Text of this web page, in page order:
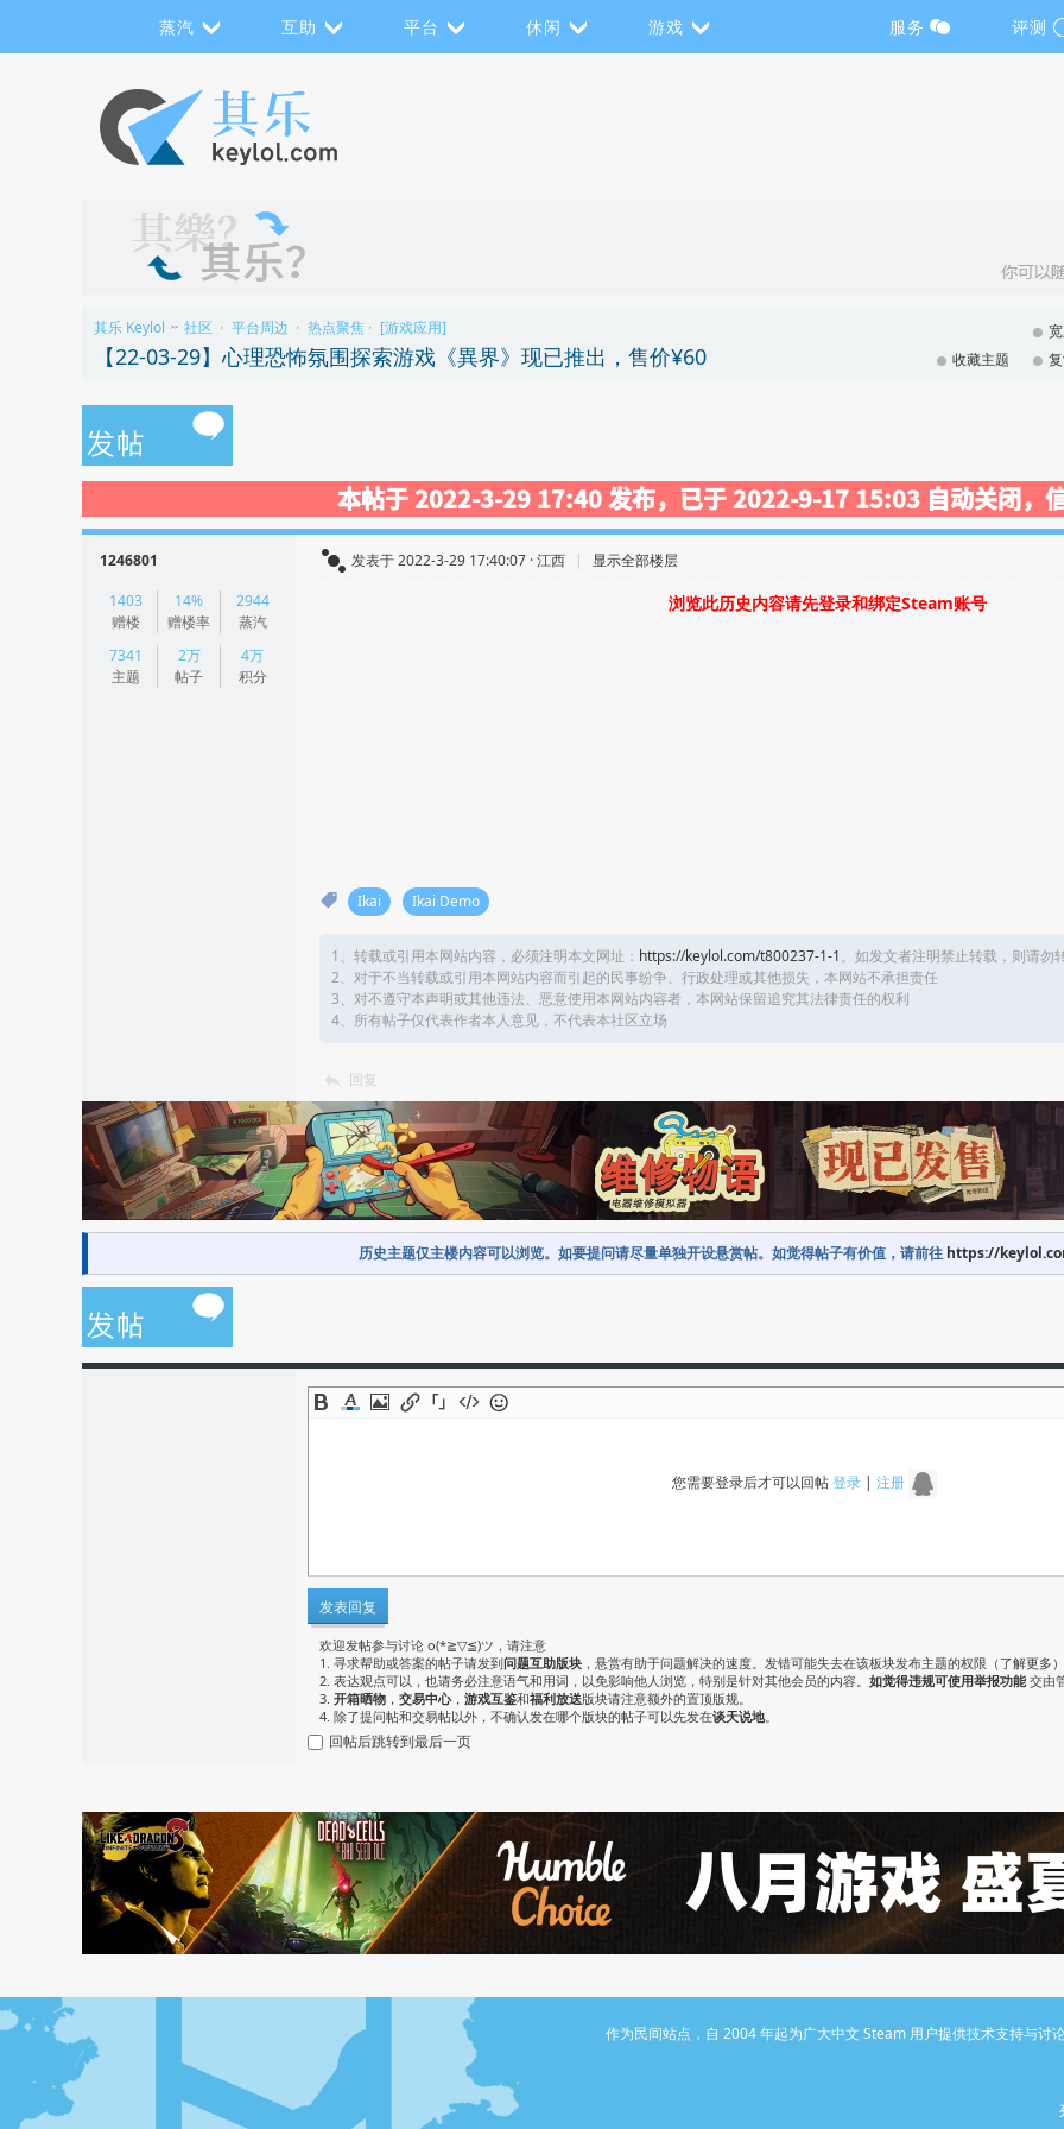
蒸汽 互助 平台 休闲 游戏 服务 评测
其乐 Keylol >> 社区 › 平台周边 › 热点聚焦 › [游戏应用]
【22-03-29】心理恐怖氛围探索游戏《異界》现已推出，售价¥60
收藏主题
本帖于 2022-3-29 17:40 发布，已于 2022-9-17 15:03 自动关闭，
1246801
1403
赠楼
14%
赠楼率
2944
蒸汽
7341
主题
2万
帖子
4万
积分
发表于 2022-3-29 17:40:07 · 江西 |
显示全部楼层
浏览此历史内容请先登录和绑定Steam账号
Ikai Ikai Demo
1、转载或引用本网站内容，必须注明本文网址： https://keylol.com/t800237-1-1。如发文者注明禁止转载，则请勿
2、对于不当转载或引用本网站内容而引起的民事纷争、行政处理或其他损失，本网站不承担责任
3、对不遵守本声明或其他违法、恶意使用本网站内容者，本网站保留追究其法律责任的权利
4、所有帖子仅代表作者本人意见，不代表本社区立场
回复
历史主题仅主楼内容可以浏览。如要提问请尽量单独开设悬赏帖。如觉得帖子有价值，请前往 https://
您需要登录后才可以回帖登录| 注册
发表回复
欢迎发帖参与讨论 o(*≧▽≦)ツ，请注意
1. 寻求帮助或答案的帖子请发到问题互助版块 ，悬赏有助于问题解决的速度。发错可能失去在该板块发布主题的权限（ 了解更多 ）
2. 表达观点可以，也请务必注意语气和用词，以免影响他人浏览，特别是针对其他会员的内容。 如觉得违规可使用举报功能 交由
3. 开箱晒物 ， 交易中心， 游戏互鉴和福利放送版块请注意额外的置顶版规。
4. 除了提问帖和交易帖以外，不确认发在哪个版块的帖子可以先发在谈天说地。
回帖后跳转到最后一页
作为民间站点，自 2004 年起为广大中文 Steam 用户提供技术支持与讨